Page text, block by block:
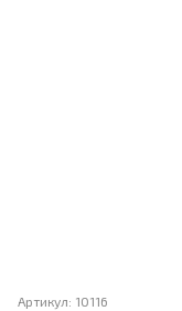
Артикул: 10116